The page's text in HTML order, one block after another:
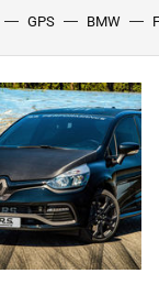
GPS BMW